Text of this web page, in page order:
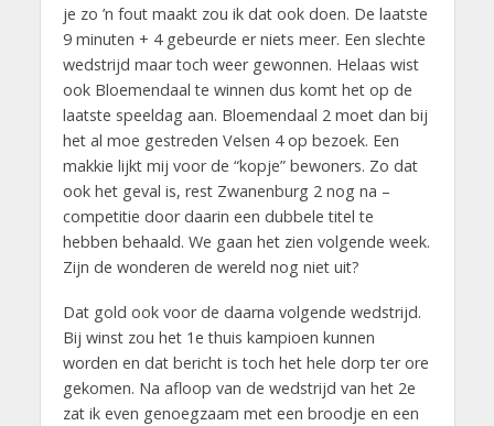
je zo ’n fout maakt zou ik dat ook doen. De laatste
9 minuten + 4 gebeurde er niets meer. Een slechte
wedstrijd maar toch weer gewonnen. Helaas wist
ook Bloemendaal te winnen dus komt het op de
laatste speeldag aan. Bloemendaal 2 moet dan bij
het al moe gestreden Velsen 4 op bezoek. Een
makkie lijkt mij voor de “kopje” bewoners. Zo dat
ook het geval is, rest Zwanenburg 2 nog na –
competitie door daarin een dubbele titel te
hebben behaald. We gaan het zien volgende week.
Zijn de wonderen de wereld nog niet uit?
Dat gold ook voor de daarna volgende wedstrijd.
Bij winst zou het 1e thuis kampioen kunnen
worden en dat bericht is toch het hele dorp ter ore
gekomen. Na afloop van de wedstrijd van het 2e
zat ik even genoegzaam met een broodje en een